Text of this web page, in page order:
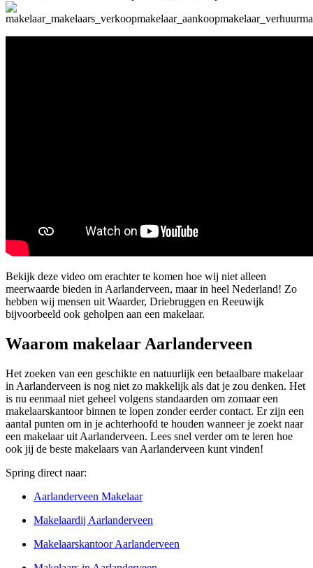
Bekijk deze video om erachter te komen hoe wij niet alleen
meerwaarde bieden in Aarlanderveen, maar in heel Nederland! Zo
hebben wij mensen uit Waarder, Driebruggen en Reeuwijk
bijvoorbeeld ook geholpen aan een makelaar.
Waarom makelaar Aarlanderveen
Het zoeken van een geschikte en natuurlijk een betaalbare makelaar
in Aarlanderveen is nog niet zo makkelijk als dat je zou denken. Het
is nu eenmaal niet geheel volgens standaarden om zomaar een
makelaarskantoor binnen te lopen zonder eerder contact. Er zijn een
aantal punten om in je achterhoofd te houden wanneer je zoekt naar
een makelaar uit Aarlanderveen. Lees snel verder om te leren hoe
ook jij de beste makelaars van Aarlanderveen kunt vinden!
Spring direct naar:
Aarlanderveen Makelaar
Makelaardij Aarlanderveen
Makelaarskantoor Aarlanderveen